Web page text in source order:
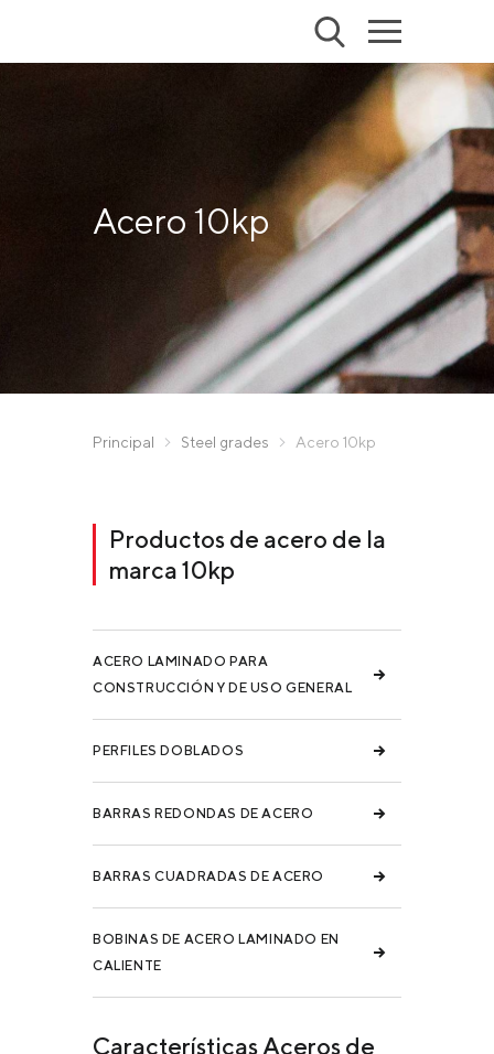
Acero 10kp
Principal Steel grades Acero 10kp
Productos de acero de la
marca 10kp
ACERO LAMINADO PARA
CONSTRUCCIÓN Y DE USO GENERAL
PERFILES DOBLADOS
BARRAS REDONDAS DE ACERO
BARRAS CUADRADAS DE ACERO
BOBINAS DE ACERO LAMINADO EN
CALIENTE
Características Aceros de